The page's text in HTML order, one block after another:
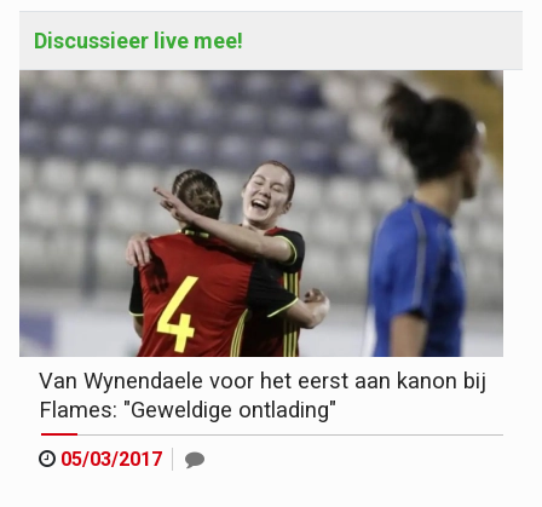
Discussieer live mee!
Van Wynendaele voor het eerst aan kanon bij
Flames: "Geweldige ontlading"
05/03/2017